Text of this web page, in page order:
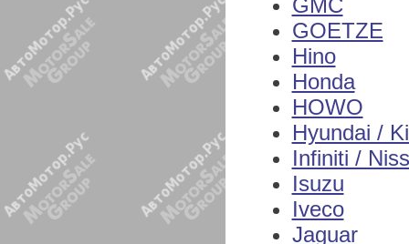
GMC
GOETZE
Hino
Honda
HOWO
Hyundai /
Infiniti /
Isuzu
Iveco
Jaguar